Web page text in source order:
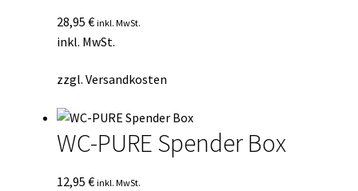
28,95 € inkl. MwSt.
inkl. MwSt.
zzgl. Versandkosten
WC-PURE Spender Box
12,95 € inkl. MwSt.